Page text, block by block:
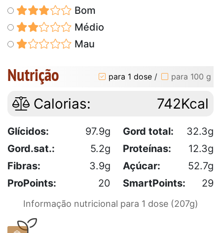
Bom
Médio
Mau
Nutrição para 1 dose / para 100 g
Calorias: 742Kcal
Glícidos: 97.9g Gord total:
32.3g
Gord.sat.:
5.2g Proteínas:
12.3g
Fibras:
3.9g Açúcar:
52.7g
ProPoints:
20 SmartPoints: 29
Informação nutricional para 1 dose (207g)